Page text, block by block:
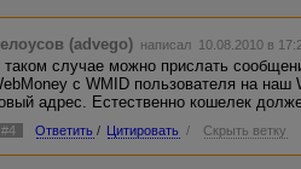
(advego) написал 10.08.2010 в
таком случае можно прислать
с WMID пользователя на наш
адрес. Естественно кошелек
#4 Ответить / Цитировать / Скрыть ветку